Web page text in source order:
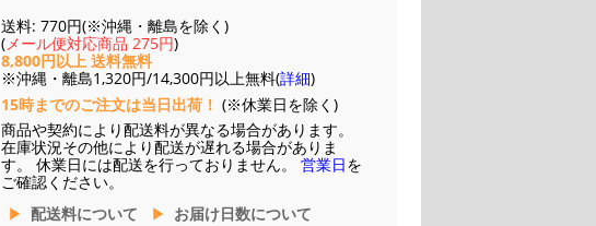
送料: 770円(※沖縄・離島を除く)
(メール便対応商品 275円)
8,800円以上 送料無料
※沖縄・離島1,320円/14,300円以上無料(詳細)
15時までのご注文は当日出荷！ (※休業日を除く)
商品や契約により配送料が異なる場合があります。
在庫状況その他により配送が遅れる場合がありま
す。 休業日には配送を行っておりません。 営業日を
ご確認ください。
配送料について
お届け日数について